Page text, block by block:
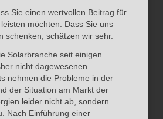
Sie einen wertvollen Beitrag für
möchten. Dass Sie uns
schenken, schätzen wir sehr.
Solarbranche seit einigen
nicht dagewesenen
nehmen die Probleme in der
der Situation am Markt der
leider nicht ab, sondern
Nach Einführung einer